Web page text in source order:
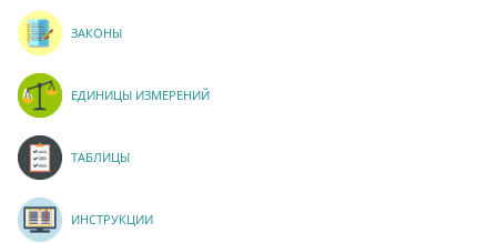
ЗАКОНЫ
ЕДИНИЦЫ ИЗМЕРЕНИЙ
ТАБЛИЦЫ
ИНСТРУКЦИИ